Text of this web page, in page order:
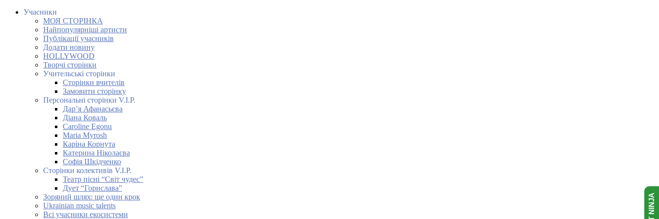
Учасники
МОЯ СТОРІНКА
Найпопулярніші артисти
Публікації учасників
Додати новину
HOLLYWOOD
Творчі сторінки
Учительські сторінки
Сторінки вчителів
Замовити сторінку
Персональні сторінки V.I.P.
Дар’я Афанасьєва
Діана Коваль
Caroline Egonu
Maria Myrosh
Каріна Корнута
Катерина Ніколаєва
Софія Шкідченко
Сторінки колективів V.I.P.
Театр пісні “Світ чудес”
Дует “Горислава”
Зоряний шлях: ще один крок
Ukrainian music talents
Всі учасники екосистеми